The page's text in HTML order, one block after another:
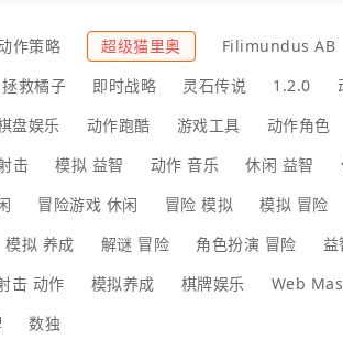
作策略 超级猫里奥 Filimundus AB
拯救橘子 即时战略 灵石传说 1.2.0
盘娱乐 动作跑酷 游戏工具 动作角色
击 模拟 益智 动作 音乐 休闲 益智
冒险游戏 休闲 冒险 模拟 模拟 冒险
模拟 养成 解谜 冒险 角色扮演 冒险
击 动作 模拟养成 棋牌娱乐 Web
数独